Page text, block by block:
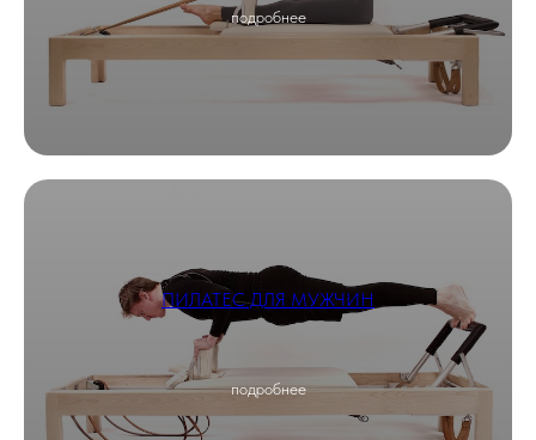
подробнее
ПИЛАТЕС ДЛЯ МУЖЧИН
подробнее